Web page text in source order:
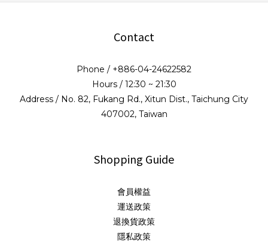
Contact
Phone / +886-04-24622582
Hours / 12:30 ~ 21:30
Address / No. 82, Fukang Rd., Xitun Dist., Taichung City
407002, Taiwan
Shopping Guide
會員權益
運送政策
退換貨政策
隱私政策